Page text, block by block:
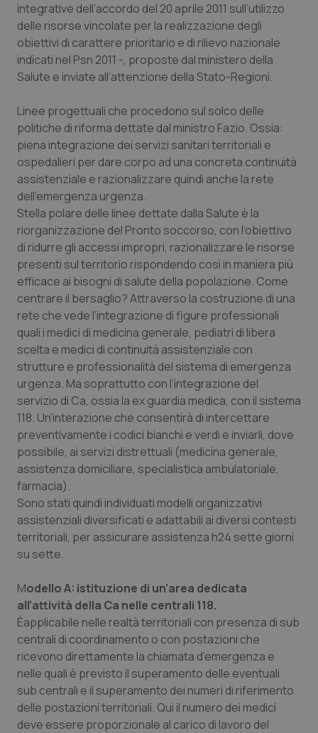
Lombardia
Marche
Molise
Piemonte
Provincia Autonoma di Bolzano
Provincia Autonoma di Trento
Puglia
Sardegna
Sicilia
Toscana
Umbria
Valle D’Aosta
Veneto
Dolore
Donna & Salute
Epatiti
HIV
Infezioni & Febbre
Ipertensione & Scompenso
Malattie rare
Malattia di Crohn & Rettocolite Ulcerosa
Neuroscienze & patologie neurodegenerative
Obesità
Oftalmologia
Oncodermatologia
Oncoematologia
Oncologia & Nutrizione
Psoriasi & pelle
Quotidiano Chirurgia
Quotidiano Oncologia
Quotidiano Pediatria
Rene & patologie urogenitali
integrative dell’accordo del 20 aprile 2011 sull’utilizzo
delle risorse vincolate per la realizzazione degli
obiettivi di carattere prioritario e di rilievo nazionale
indicati nel Psn 2011 -, proposte dal ministero della
Salute e inviate all’attenzione della Stato-Regioni.
Linee progettuali che procedono sul solco delle
politiche di riforma dettate dal ministro Fazio. Ossia:
piena integrazione dei servizi sanitari territoriali e
ospedalieri per dare corpo ad una concreta continuità
assistenziale e razionalizzare quindi anche la rete
dell’emergenza urgenza.
Stella polare delle linee dettate dalla Salute è la
riorganizzazione del Pronto soccorso, con l’obiettivo
di ridurre gli accessi impropri, razionalizzare le risorse
presenti sul territorio rispondendo così in maniera più
efficace ai bisogni di salute della popolazione. Come
centrare il bersaglio? Attraverso la costruzione di una
rete che vede l’integrazione di figure professionali
quali i medici di medicina generale, pediatri di libera
scelta e medici di continuità assistenziale con
strutture e professionalità del sistema di emergenza
urgenza. Ma soprattutto con l’integrazione del
servizio di Ca, ossia la ex guardia medica, con il sistema
118. Un’interazione che consentirà di intercettare
preventivamente i codici bianchi e verdi e inviarli, dove
possibile, ai servizi distrettuali (medicina generale,
assistenza domiciliare, specialistica ambulatoriale,
farmacia).
Sono stati quindi individuati modelli organizzativi
assistenziali diversificati e adattabili ai diversi contesti
territoriali, per assicurare assistenza h24 sette giorni
su sette.
Modello A: istituzione di un’area dedicata
all’attività della Ca nelle centrali 118.
Èapplicabile nelle realtà territoriali con presenza di sub
centrali di coordinamento o con postazioni che
ricevono direttamente la chiamata d’emergenza e
nelle quali è previsto il superamento delle eventuali
sub centrali e il superamento dei numeri di riferimento
delle postazioni territoriali. Qui il numero dei medici
deve essere proporzionale al carico di lavoro del